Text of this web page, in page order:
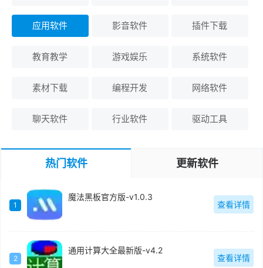
应用软件 影音软件 插件下载
教育教学 游戏娱乐 系统软件
素材下载 编程开发 网络软件
聊天软件 行业软件 驱动工具
热门软件 更新软件
1
魔法黑板官方版-v1.0.3
查看详情
2
通用计算大全最新版-v4.2
查看详情